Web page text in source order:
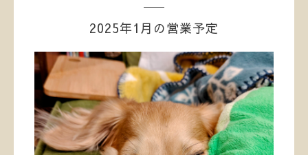
2025年1月の営業予定